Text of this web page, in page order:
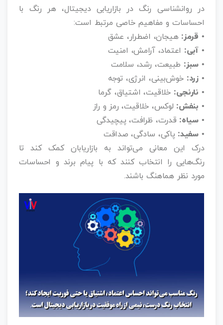
در روانشناسی رنگ در بازاریابی دیجیتال، هر رنگ با
احساسات و مفاهیم خاصی مرتبط است:
• قرمز: هیجان، اضطرار، عشق
• آبی: اعتماد، آرامش، امنیت
• سبز: طبیعت، رشد، سلامت
• زرد: خوش‌بینی، انرژی، توجه
• نارنجی: خلاقیت، اشتیاق، گرما
• بنفش: لوکس، خلاقیت، رمز و راز
• سیاه: قدرت، ظرافت، پیچیدگی
• سفید: پاکی، سادگی، صداقت
درک این معانی می‌تواند به بازاریابان کمک کند تا
رنگ‌هایی را انتخاب کنند که با پیام برند و احساسات
مورد نظر هماهنگ باشند.